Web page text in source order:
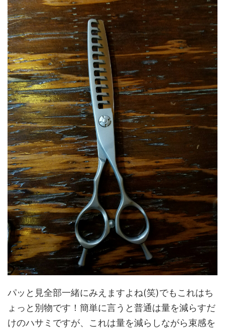
パッと見全部一緒にみえますよね(笑)でもこれはち
ょっと別物です！簡単に言うと普通は量を減らすだ
けのハサミですが、これは量を減らしながら束感を